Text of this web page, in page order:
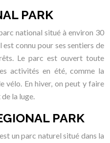
PARK
national situé à environ 30
connu pour ses sentiers de
Le parc est ouvert toute
activités en été, comme la
vélo. En hiver, on peut y faire
la luge.
PARK
un parc naturel situé dans la